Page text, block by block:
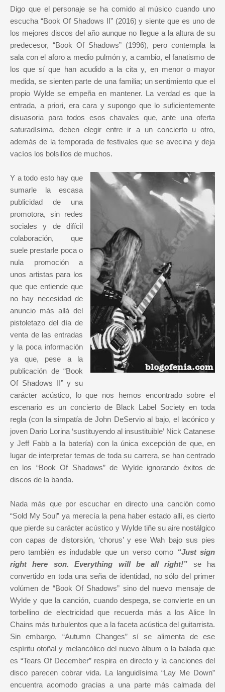
Digo que el personaje se ha comido al músico cuando uno
escucha “Book Of Shadows II” (2016) y siente que es uno de
los mejores discos del año aunque no llegue a la altura de su
predecesor, “Book Of Shadows” (1996), pero contempla la
sala con el aforo a medio pulmón y, a cambio, el fanatismo de
los que sí que han acudido a la cita y, en menor o mayor
medida, se sienten parte de una familia; un sentimiento que el
propio Wylde se empeña en mantener. La verdad es que la
entrada, a priori, era cara y supongo que lo suficientemente
disuasoria para todos esos chavales que, ante una oferta
saturadísima, deben elegir entre ir a un concierto u otro,
además de la temporada de festivales que se avecina y deja
vacíos los bolsillos de muchos.
Y a todo esto hay que
sumarle la escasa
publicidad de una
promotora, sin redes
sociales y de difícil
colaboración, que
suele prestarle poca o
nula promoción a
unos artistas para los
que que entiende que
no hay necesidad de
anuncio más allá del
pistoletazo del día de
venta de las entradas
y la poca información
ya que, pese a la
publicación de “Book
Of Shadows II” y su
carácter acústico, lo que nos hemos encontrado sobre el
escenario es un concierto de Black Label Society en toda
regla (con la simpatía de John DeServio al bajo, el lacónico y
joven Dario Lorina ‘sustituyendo al insustituible’ Nick Catanese
y Jeff Fabb a la batería) con la única excepción de que, en
lugar de interpretar temas de toda su carrera, se han centrado
en los “Book Of Shadows” de Wylde ignorando éxitos de
discos de la banda.
Nada más que por escuchar en directo una canción como
“Sold My Soul” ya merecía la pena haber estado allí, es cierto
que pierde su carácter acústico y Wylde tiñe su aire nostálgico
con capas de distorsión, ‘chorus’ y ese Wah bajo sus pies
pero también es indudable que un verso como “Just sign
right here son. Everything will be all right!” se ha
convertido en toda una seña de identidad, no sólo del primer
volúmen de “Book Of Shadows” sino del nuevo mensaje de
Wylde y que la canción, cuando despega, se convierte en un
torbellino de electricidad que recuerda más a los Alice In
Chains más turbulentos que a la faceta acústica del guitarrista.
Sin embargo, “Autumn Changes” sí se alimenta de ese
espíritu otoñal y melancólico del nuevo álbum o la balada que
es “Tears Of December” respira en directo y la canciones del
disco parecen cobrar vida. La languidísima “Lay Me Down”
encuentra acomodo gracias a una parte más calmada del